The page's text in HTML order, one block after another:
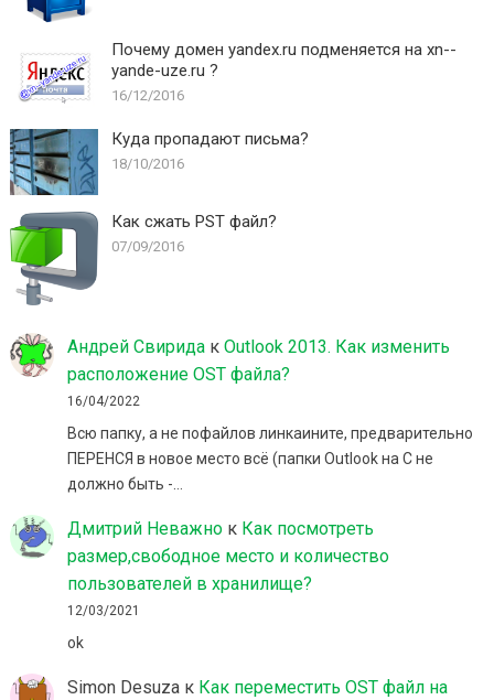
Почему домен yandex.ru подменяется на xn--
yande-uze.ru ?
16/12/2016
Куда пропадают письма?
18/10/2016
Как сжать PST файл?
07/09/2016
Андрей Свиридак Outlook 2013. Как изменить
расположение OST файла?
16/04/2022
Всю папку, а не пофайлов линкаините, предварительно
ПЕРЕНСЯ в новое место всё (папки Outlook на C не
должно быть -…
Дмитрий Неважнок Как посмотреть
размер,свободное место и количество
пользователей в хранилище?
12/03/2021
ok
Simon Desuzaк Как переместить OST файл на